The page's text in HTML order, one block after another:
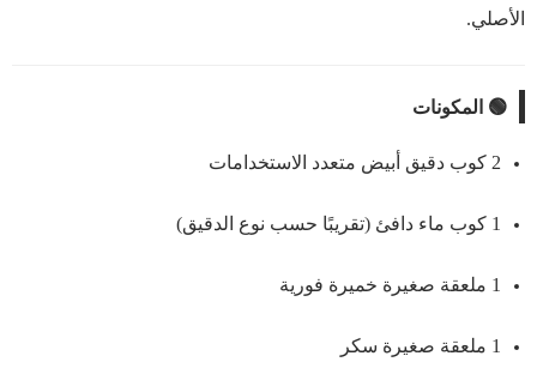
الأصلي.
🟢 المكونات
2 كوب دقيق أبيض متعدد الاستخدامات
1 كوب ماء دافئ (تقريبًا حسب نوع الدقيق)
1 ملعقة صغيرة خميرة فورية
1 ملعقة صغيرة سكر